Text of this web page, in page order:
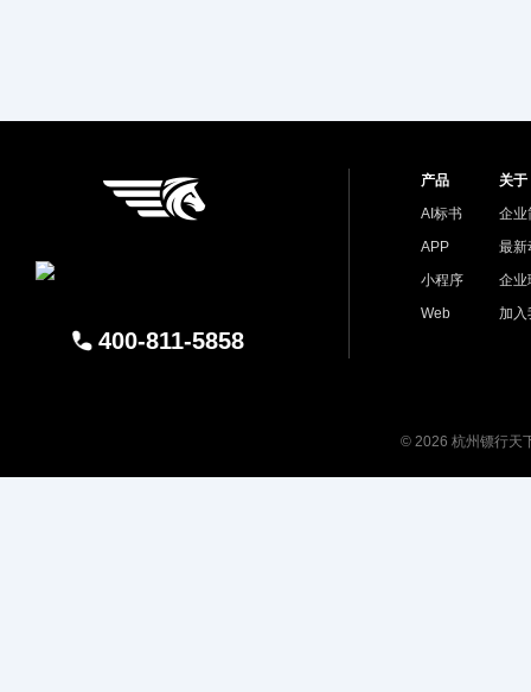
400-811-5858
产品
AI标书
APP
小程序
Web
关于
企业
最新
企业
加入
© 2026 杭州镖行天